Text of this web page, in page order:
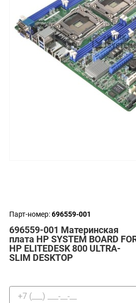
Парт-номер:696559-001
696559-001 Материнская
плата HP SYSTEM BOARD
HP ELITEDESK 800 ULTRA-
SLIM DESKTOP